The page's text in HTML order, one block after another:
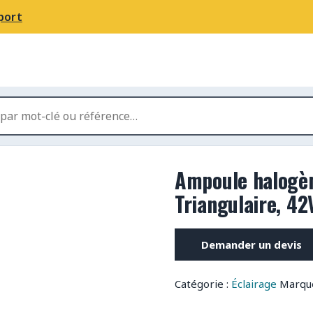
Ampoule
Triangulaire,
Demander un devis
Catégorie : Éclairage